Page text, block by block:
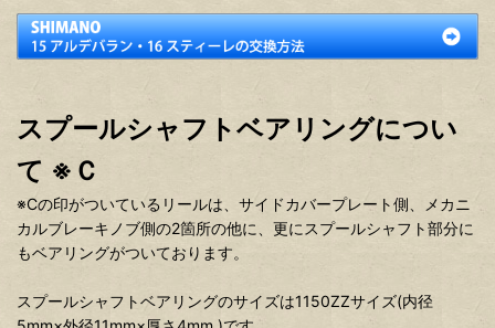
スプールシャフトベアリングについ
て ※Ｃ
※Cの印がついているリールは、サイドカバープレート側、メカニ
カルブレーキノブ側の2箇所の他に、更にスプールシャフト部分に
もベアリングがついております。
スプールシャフトベアリングのサイズは1150ZZサイズ(内径